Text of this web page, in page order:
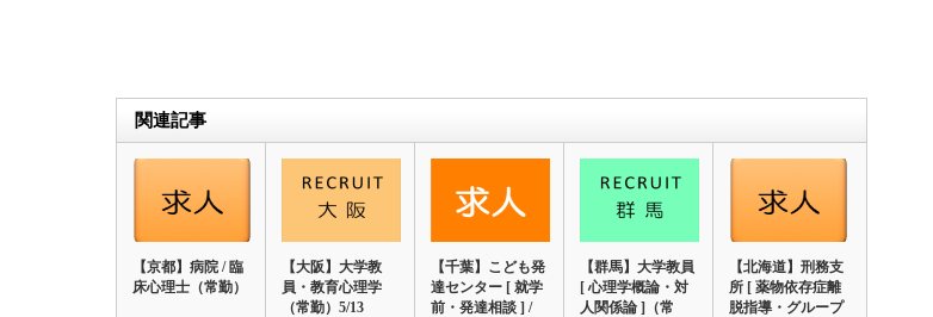
関連記事
【京都】病院 / 臨
床心理士（常勤）
【大阪】大学教
員・教育心理学
（常勤）5/13
【千葉】こども発
達センター [ 就学
前・発達相談 ] /
【群馬】大学教員
[ 心理学概論・対
人関係論 ]（常
【北海道】刑務支
所 [ 薬物依存症離
脱指導・グループ